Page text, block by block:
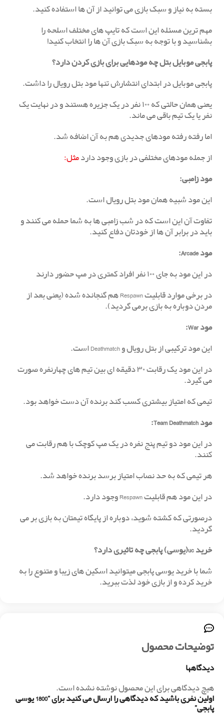
بسته به نیاز و سبک بازی می توانید از آن ها استفاده کنید.
مهم ترین مسئله این است که تایپ های مختلف اسلحه را
بشناسید و با توجه به سبک بازی آن ها را انتخاب کنید!
پابجی موبایل بتل چه مودهایی برای بازی کردن دارد؟
پابجی موبایل در ابتدای انتشارش تنها مود بتل رویال را داشت.
یعنی همان حالتی که ۱۰۰ نفر در یک جزیره هستند و در نهایت یک
نفر یا یک تیم باقی می ماند.
اما رفته رفته مودهای جدیدی هم به آن اضافه شد.
از جمله مودهای مختلفی در بازی وجود داردمثل:
مود زامبی:
این مود شبیه همان مود بتل رویال است.
تفاوت آن این است که در شب زامبی ها به شما حمله می کنند و
باید در برابر آن ها از خودتان دفاع کنید.
مود Arcade:
در این مود به جای ۱۰۰ نفر افراد کمتری در مپ حضور دارند
در برخی موارد قابلیت Respawn هم گنجانده شده (یعنی بعد از
مردن دوباره به بازی برمی گردید).
مود War:
این مود ترکیبی از بتل رویال و Deathmatch است.
در این مود یک رقابت ۳۰ دقیقه ای بین تیم های چهارنفره صورت
می گیرد.
تیمی که امتیاز بیشتری کسب کند برنده آن دست خواهد بود.
مود Team Deathmatch:
در این مود دو تیم پنج نفره در یک مپ کوچک با هم رقابت می
کنند.
هر تیمی که به حد نصاب امتیاز برسد برنده خواهد شد.
در این مود هم قابلیت Respawn وجود دارد.
درصورتی که کشته شوید، دوباره از پایگاه تیمتان به بازی بر می
گردید.
خرید uc(یوسی) پابجی چه تاثیری دارد؟
شما با خرید یوسی پابجی میتوانید اسکین های زیبا و متنوع را به
خرید کرده و از بازی خود لذت ببرید.
توضیحات محصول
دیدگاهها
هیچ دیدگاهی برای این محصول نوشته نشده است.
اولین نفری باشید که دیدگاهی را ارسال می کنید برای “1800 یوسی
پابجی”